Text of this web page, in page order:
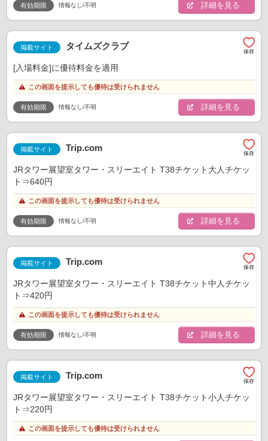
有効期限 情報なし/不明 詳細を見る
掲載サイト タイムズクラブ
有効期限 情報なし/不明
[入場料金]に優待料金を適用
詳細を見る
この画面を提示しても優待は受けられません
掲載サイト Trip.com
有効期限 情報なし/不明
JRタワー展望室タワー・スリーエイト T38チケット大人チケッ
ト⇒640円
詳細を見る
この画面を提示しても優待は受けられません
掲載サイト Trip.com
有効期限 情報なし/不明
JRタワー展望室タワー・スリーエイト T38チケット中人チケッ
ト⇒420円
詳細を見る
この画面を提示しても優待は受けられません
掲載サイト Trip.com
JRタワー展望室タワー・スリーエイト T38チケット小人チケッ
ト⇒220円
この画面を提示しても優待は受けられません